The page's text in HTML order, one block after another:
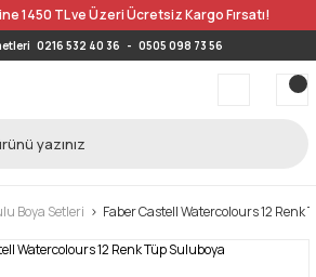
1450 TL ve Üzeri Ücretsiz Kargo Fırsatı!
0216 532 40 36 - 0505 098 73 56
Boya Setleri Faber Castell Watercolours 12 Renk